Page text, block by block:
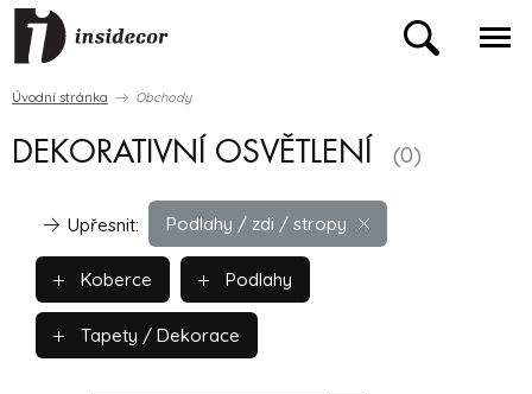
Úvodní stránka Obchody
DEKORATIVNÍ OSVĚTLENÍ (0)
Podlahy / zdi / stropy
Upřesnit:
Koberce Podlahy
Tapety / Dekorace